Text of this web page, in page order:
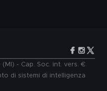
- Cap. Soc. int. vers. €
di sistemi di intelligenza